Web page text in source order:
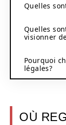
Quelles
Quelles
visionner
Pourquoi
légales?
OÙ